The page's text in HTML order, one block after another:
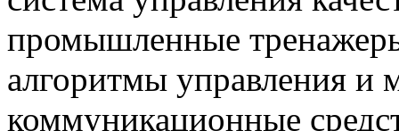
промышленные
алгоритмы управления и
коммуникационные